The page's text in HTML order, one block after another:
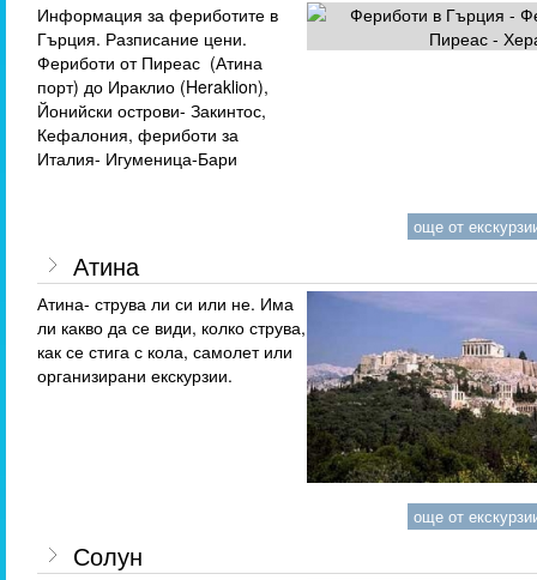
Информация за фериботите в
Гърция. Разписание цени.
Фериботи от Пиреас (Атина
порт) до Ираклио (Heraklion),
Йонийски острови- Закинтос,
Кефалония, фериботи за
Италия- Игуменица-Бари
още от
Атина
Атина- струва ли си или не. Има
ли какво да се види, колко струва,
как се стига с кола, самолет или
организирани екскурзии.
още от
Солун